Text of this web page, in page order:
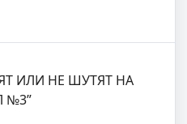
ИЛИ НЕ ШУТЯТ НА
№3”